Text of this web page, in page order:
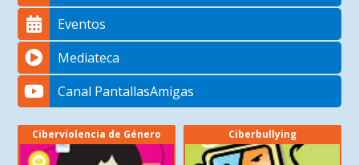
Eventos
Mediateca
Canal PantallasAmigas
Ciberviolencia de Género Ciberbullying